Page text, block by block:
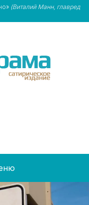
(Виталий Манн, главред